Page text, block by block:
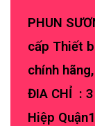
PHUN
cấp Thiết
chính
ĐIA CHỈ :
Hiệp